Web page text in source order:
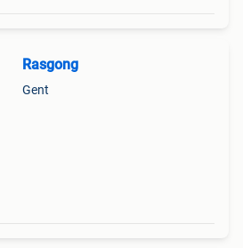
Rasgong
Gent